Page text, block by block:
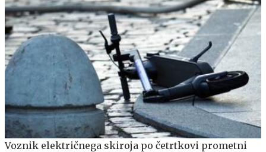
Voznik električnega skiroja po četrtkovi prometni